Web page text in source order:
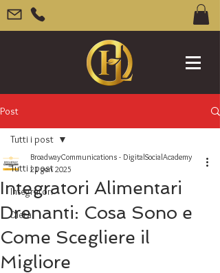
Post
Tutti i post
Integratori
Dieta
Tutti i post
Integratori Alimentari
Drenanti: Cosa Sono e
Come Scegliere il
Migliore
BroadwayCommunications - DigitalSocialAcademy
21 gen 2025